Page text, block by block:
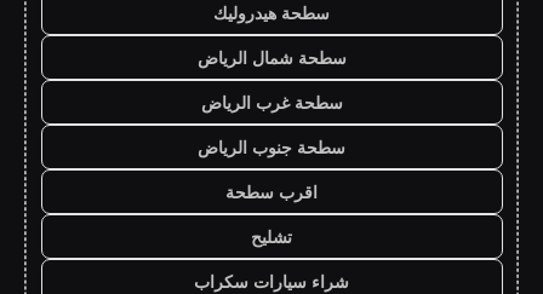
سطحة هيدروليك
سطحة شمال الرياض
سطحة غرب الرياض
سطحة جنوب الرياض
اقرب سطحة
تشليح
شراء سيارات سكراب